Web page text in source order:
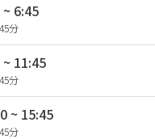
6:45
分
11:45
分
~ 15:45
分